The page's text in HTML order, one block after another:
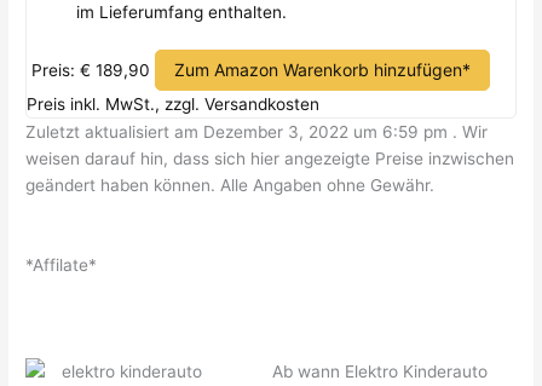
im Lieferumfang enthalten.
Preis: € 189,90 Zum Amazon Warenkorb hinzufügen*
Preis inkl. MwSt., zzgl. Versandkosten
Zuletzt aktualisiert am Dezember 3, 2022 um 6:59 pm . Wir
weisen darauf hin, dass sich hier angezeigte Preise inzwischen
geändert haben können. Alle Angaben ohne Gewähr.
*Affilate*
Ab wann Elektro Kinderauto